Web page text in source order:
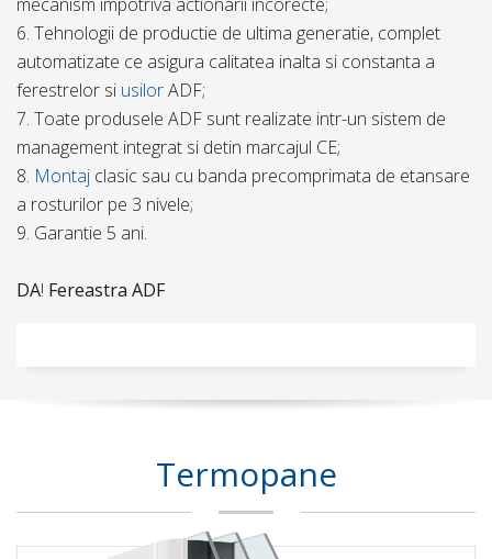
6. Tehnologii de productie de ultima generatie, complet
automatizate ce asigura calitatea inalta si constanta a
ferestrelor si usilorADF;
7. Toate produsele ADF sunt realizate intr-un sistem de
management integrat si detin marcajul CE;
8. Montaj clasic sau cu banda precomprimata de etansare
a rosturilor pe 3 nivele;
9. Garantie 5 ani.
DA! Fereastra ADF
Termopane